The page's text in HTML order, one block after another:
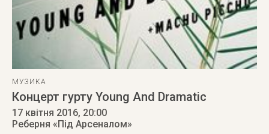
МУЗИКА
Концерт гурту Young And Dramatic
17 квітня 2016, 20:00
Реберня «Під Арсеналом»